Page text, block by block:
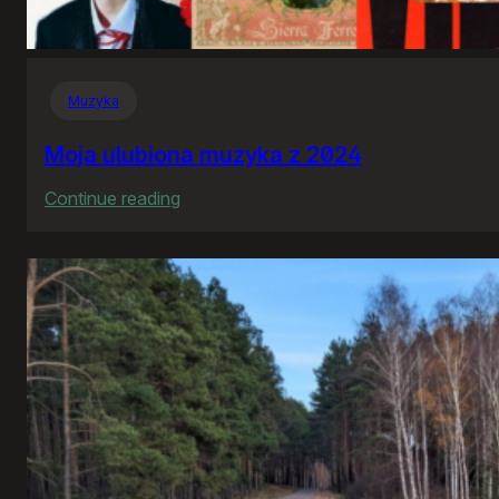
Muzyka
Moja ulubiona muzyka z 2024
Continue reading
ulubiona
muzyka
z
2024